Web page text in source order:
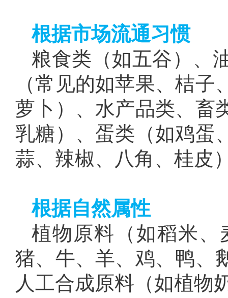
根据市场流通习惯
粮食类（如五谷）、
（常见的如苹果、桔
萝卜）、水产品类、畜
乳糖）、蛋类（如鸡蛋
蒜、辣椒、八角、桂皮
根据自然属性
植物原料（如稻米
猪、牛、羊、鸡、鸭、
人工合成原料（如植物